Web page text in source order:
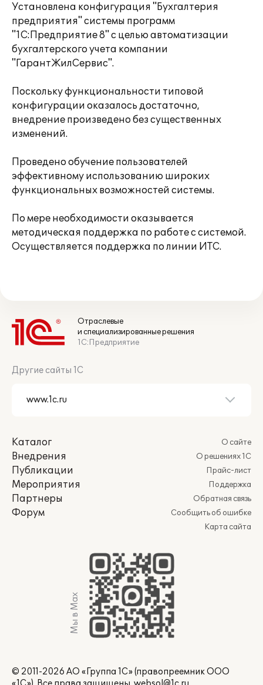
Установлена конфигурация "Бухгалтерия
предприятия" системы программ
"1С:Предприятие 8" с целью автоматизации
бухгалтерского учета компании
"ГарантЖилСервис".
Поскольку функциональности типовой
конфигурации оказалось достаточно,
внедрение произведено без существенных
изменений.
Проведено обучение пользователей
эффективному использованию широких
функциональных возможностей системы.
По мере необходимости оказывается
методическая поддержка по работе с системой.
Осуществляется поддержка по линии ИТС.
Отраслевые
и специализированные решения
1С:Предприятие
Другие сайты 1С
Каталог
Внедрения
Публикации
Мероприятия
Партнеры
Форум
О сайте
О решениях 1С
Прайс-лист
Поддержка
Обратная связь
Сообщить об ошибке
Карта сайта
Мы в Max
© 2011-2026 АО «Группа 1С» (правопреемник ООО